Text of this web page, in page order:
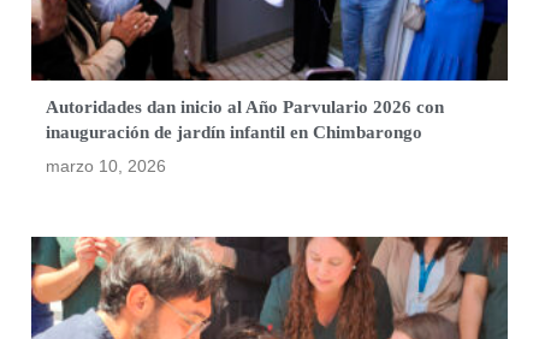
Autoridades dan inicio al Año Parvulario 2026 con
inauguración de jardín infantil en Chimbarongo
marzo 10, 2026